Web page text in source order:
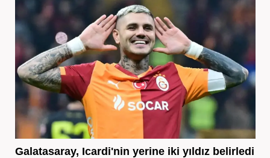
Galatasaray, Icardi'nin yerine iki yıldız belirledi